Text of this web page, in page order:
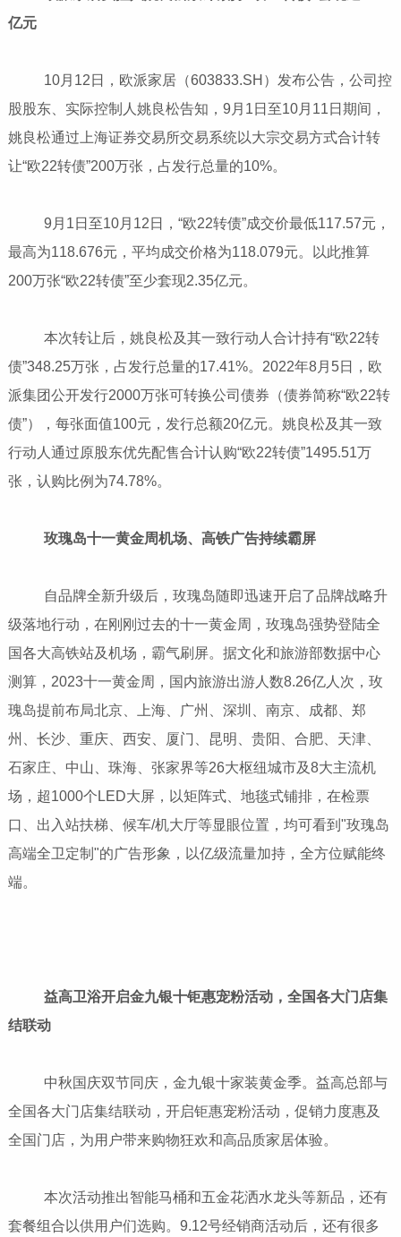
亿元
10月12日，欧派家居（603833.SH）发布公告，公司控
股股东、实际控制人姚良松告知，9月1日至10月11日期间，
姚良松通过上海证券交易所交易系统以大宗交易方式合计转
让“欧22转债”200万张，占发行总量的10%。
9月1日至10月12日，“欧22转债”成交价最低117.57元，
最高为118.676元，平均成交价格为118.079元。以此推算
200万张“欧22转债”至少套现2.35亿元。
本次转让后，姚良松及其一致行动人合计持有“欧22转
债”348.25万张，占发行总量的17.41%。2022年8月5日，欧
派集团公开发行2000万张可转换公司债券（债券简称“欧22转
债”），每张面值100元，发行总额20亿元。姚良松及其一致
行动人通过原股东优先配售合计认购“欧22转债”1495.51万
张，认购比例为74.78%。
玫瑰岛十一黄金周机场、高铁广告持续霸屏
自品牌全新升级后，玫瑰岛随即迅速开启了品牌战略升
级落地行动，在刚刚过去的十一黄金周，玫瑰岛强势登陆全
国各大高铁站及机场，霸气刷屏。据文化和旅游部数据中心
测算，2023十一黄金周，国内旅游出游人数8.26亿人次，玫
瑰岛提前布局北京、上海、广州、深圳、南京、成都、郑
州、长沙、重庆、西安、厦门、昆明、贵阳、合肥、天津、
石家庄、中山、珠海、张家界等26大枢纽城市及8大主流机
场，超1000个LED大屏，以矩阵式、地毯式铺排，在检票
口、出入站扶梯、候车/机大厅等显眼位置，均可看到"玫瑰岛
高端全卫定制"的广告形象，以亿级流量加持，全方位赋能终
端。
益高卫浴开启金九银十钜惠宠粉活动，全国各大门店集
结联动
中秋国庆双节同庆，金九银十家装黄金季。益高总部与
全国各大门店集结联动，开启钜惠宠粉活动，促销力度惠及
全国门店，为用户带来购物狂欢和高品质家居体验。
本次活动推出智能马桶和五金花洒水龙头等新品，还有
套餐组合以供用户们选购。9.12号经销商活动后，还有很多